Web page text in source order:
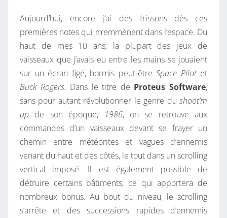
Aujourd’hui, encore j’ai des frissons dès ces
premières notes qui m’emmènent dans l’espace. Du
haut de mes 10 ans, la plupart des jeux de
vaisseaux que j’avais eu entre les mains se jouaient
sur un écran figé, hormis peut-être Space Pilotet
Buck Rogers. Dans le titre de Proteus Software,
sans pour autant révolutionner le genre du shoot’m
up de son époque, 1986, on se retrouve aux
commandes d’un vaisseaux devant se frayer un
chemin entre météorites et vagues d’ennemis
venant du haut et des côtés, le tout dans un scrolling
vertical imposé. Il est également possible de
détruire certains bâtiments, ce qui apportera de
nombreux bonus. Au bout du niveau, le scrolling
s’arrête et des successions rapides d’ennemis